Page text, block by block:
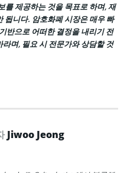
를 제공하는 것을 목표로 하며, 재
됩니다. 암호화폐 시장은 매우 빠
반으로 어떠한 결정을 내리기 전
며, 필요 시 전문가와 상담할 것
Jiwoo Jeong